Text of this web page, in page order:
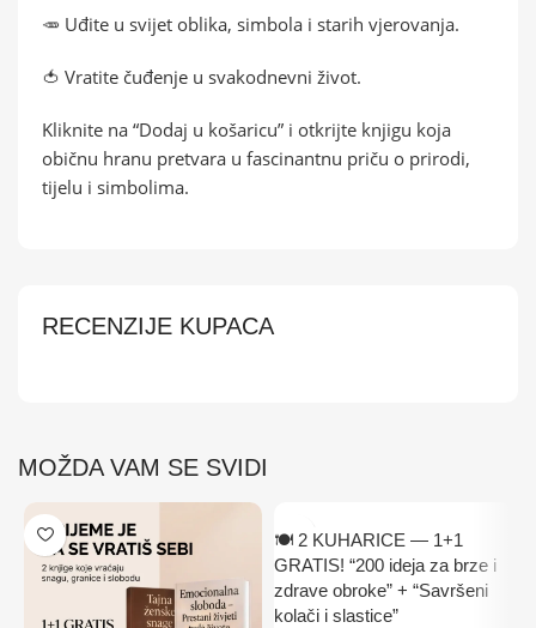
🥕 Uđite u svijet oblika, simbola i starih vjerovanja.
🍅 Vratite čuđenje u svakodnevni život.
Kliknite na “Dodaj u košaricu” i otkrijte knjigu koja
običnu hranu pretvara u fascinantnu priču o prirodi,
tijelu i simbolima.
RECENZIJE KUPACA
MOŽDA VAM SE SVIDI
🍽️ 2 KUHARICE — 1+1
GRATIS! “200 ideja za brze i
zdrave obroke” + “Savršeni
kolači i slastice”